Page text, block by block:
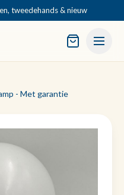
tweedehands & nieuw
- Met garantie